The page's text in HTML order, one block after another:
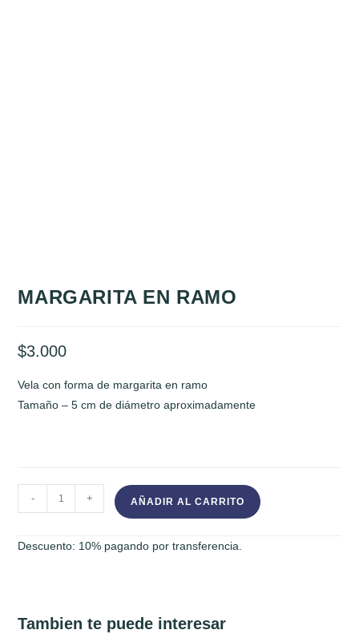
MARGARITA EN RAMO
$3.000
Vela con forma de margarita en ramo
Tamaño – 5 cm de diámetro aproximadamente
MARGARITA
EN
cantidad
- + AÑADIR AL CARRITO
Descuento: 10% pagando por transferencia.
Tambien te puede interesar